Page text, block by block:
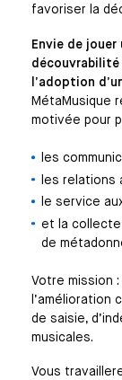
favoriser la
Envie de
l’adoption
MétaMusique
motivée pour
les
les relations
le service
et la collecte
de
Votre mission
l’amélioration
de saisie,
musicales.
Vous